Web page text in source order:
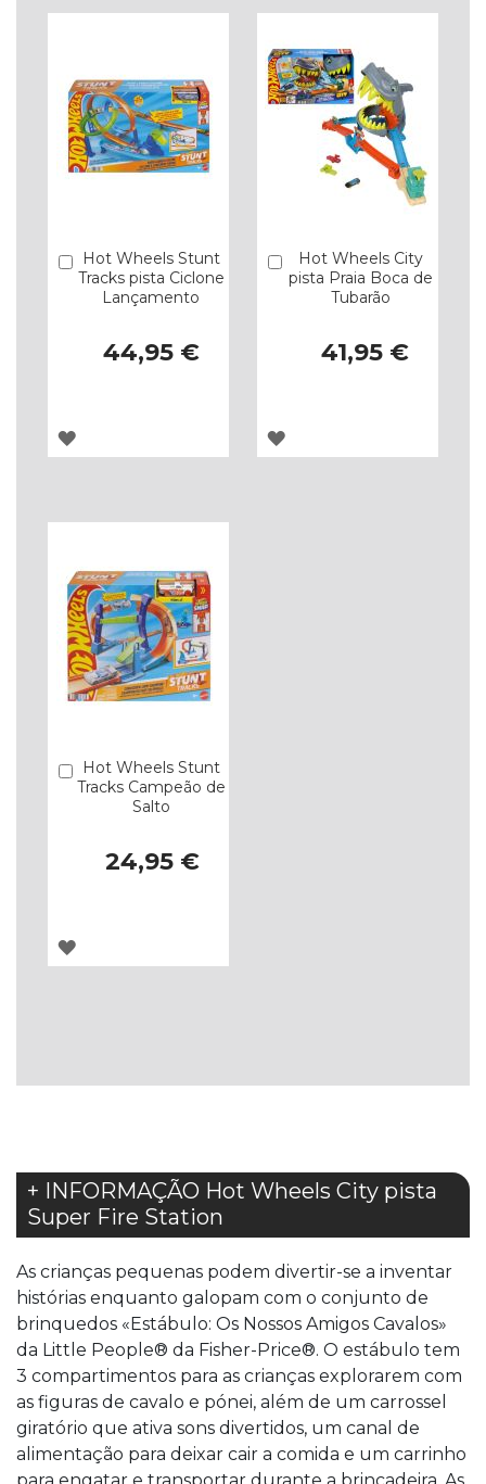
Hot Wheels Stunt
Tracks pista Ciclone
Lançamento
44,95 €
Comprar
ADICIONAR
DESEJOS
Hot Wheels City
pista Praia Boca de
Tubarão
41,95 €
Comprar
ADICIONAR
Hot Wheels Stunt
Tracks Campeão de
Salto
24,95 €
Comprar
ADICIONAR
+ INFORMAÇÃO Hot Wheels City pista
Super Fire Station
As crianças pequenas podem divertir-se a inventar
histórias enquanto galopam com o conjunto de
brinquedos «Estábulo: Os Nossos Amigos Cavalos»
da Little People® da Fisher-Price®. O estábulo tem
3 compartimentos para as crianças explorarem com
as figuras de cavalo e pónei, além de um carrossel
giratório que ativa sons divertidos, um canal de
alimentação para deixar cair a comida e um carrinho